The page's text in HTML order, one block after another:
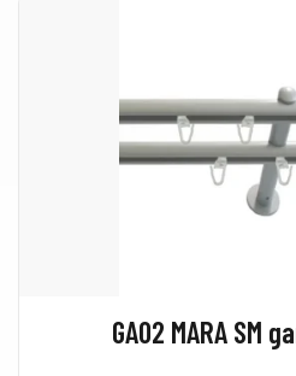
GA02 MARA SM